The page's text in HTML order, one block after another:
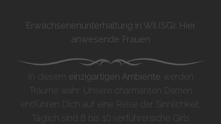
Erwachsenenunterhaltung in Wil (SG): Hier
anwesende Frauen
In diesem einzigartigen Ambiente werden
Träume wahr. Unsere charmanten Damen
entführen Dich auf eine Reise der Sinnlichkeit.
Täglich sind 8 bis 10 verführerische Girls